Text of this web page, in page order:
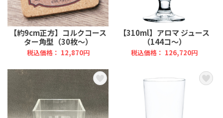
【約9cm正方】コルクコース
ター角型（30枚～）
税込価格： 12,870円
【310ml】アロマ ジュース
（144コ～）
税込価格： 126,720円